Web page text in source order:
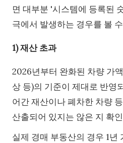
면 대부분 '시스템에 등록된
극에서 발생하는 경우를 볼
1) 재산 초과
2026년부터 완화된 차량 가
상 등)의 기준이 제대로 반영
어간 재산이나 폐차한 차량
산출되어 있지는 않은 지 확
실제 경매 부동산의 경우 1년